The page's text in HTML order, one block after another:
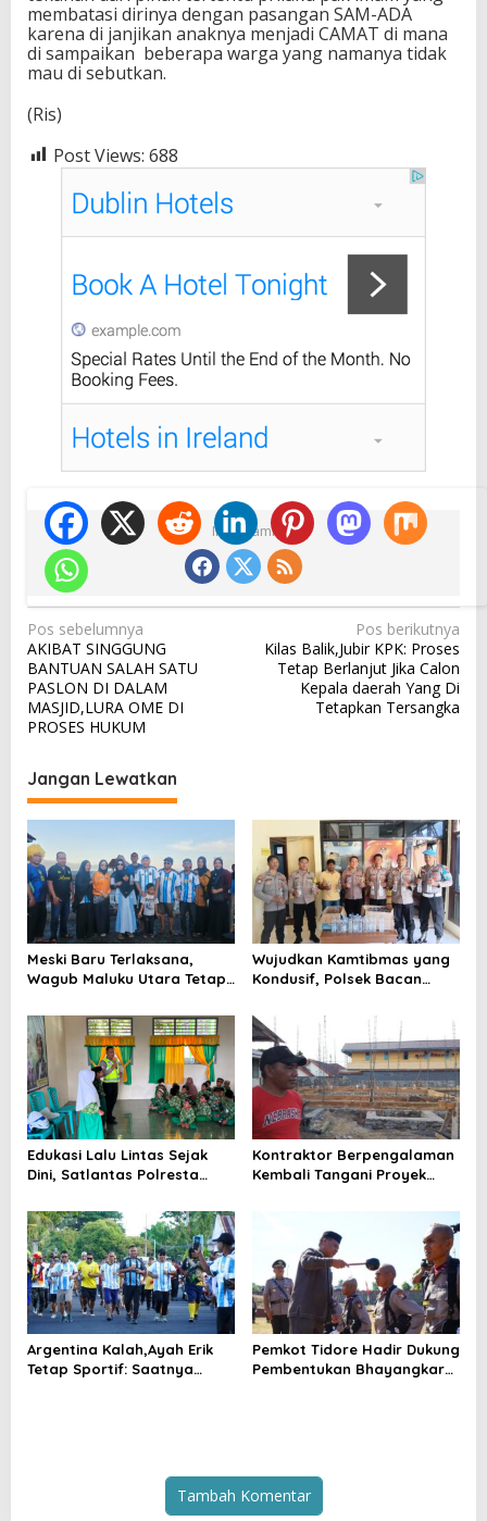
membatasi dirinya dengan pasangan SAM-ADA
karena di janjikan anaknya menjadi CAMAT di mana
di sampaikan beberapa warga yang namanya tidak
mau di sebutkan.
(Ris)
Post Views: 688
Ikuti Kami
N
a
v
i
a
s
i
p
o
s
Pos sebelumnya
AKIBAT SINGGUNG
BANTUAN SALAH SATU
PASLON DI DALAM
MASJID,LURA OME DI
PROSES HUKUM
Pos berikutnya
Kilas Balik,Jubir KPK: Proses
Tetap Berlanjut Jika Calon
Kepala daerah Yang Di
Tetapkan Tersangka
Jangan Lewatkan
Meski Baru Terlaksana,
Wagub Maluku Utara Tetap
Pantai Tugulufa
Wujudkan Kamtibmas yang
Kondusif, Polsek Bacan
Peredaran Miras Cap Tikus
Edukasi Lalu Lintas Sejak
Dini, Satlantas Polresta
School_ di MIN 1 Kota
Tidore Kepulauan
Kontraktor Berpengalaman
Kembali Tangani Proyek
Mess Senilai Rp4,76 Miliar
Resmi Dimulai
Argentina Kalah,Ayah Erik
Tetap Sportif: Saatnya
Pemkot Tidore Hadir Dukung
Pembentukan Bhayangkara
Tambah Komentar